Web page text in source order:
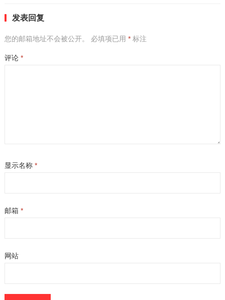
发表回复
您的邮箱地址不会被公开。 必填项已用 *标注
评论 *
显示名称 *
邮箱 *
网站